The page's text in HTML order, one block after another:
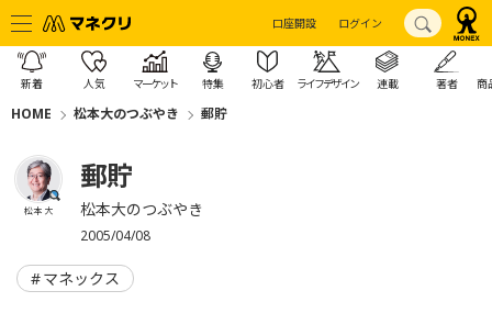
口座開設 ログイン
新着 人気 マーケット 特集 初心者 ライフデザイン 連載 著者 商
HOME 松本大のつぶやき 郵貯
松本 大
郵貯
松本大のつぶやき
2005/04/08
マネックス